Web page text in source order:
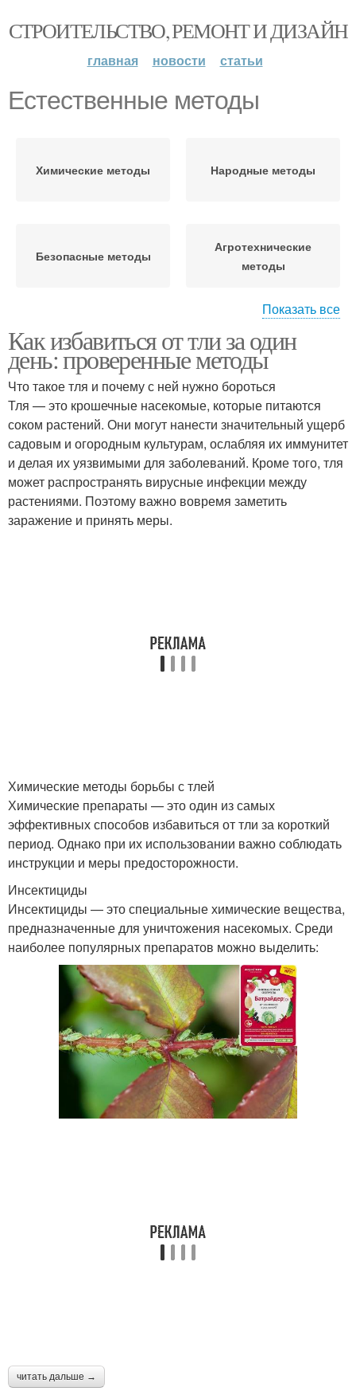
СТРОИТЕЛЬСТВО, РЕМОНТ И ДИЗАЙН
главная новости статьи
Естественные методы
Химические методы Народные методы
Безопасные методы
Агротехнические
методы
Методы для борьбы
Показать все
Как избавиться от тли за один
день: проверенные методы
Что такое тля и почему с ней нужно бороться
Тля — это крошечные насекомые, которые питаются
соком растений. Они могут нанести значительный ущерб
садовым и огородным культурам, ослабляя их иммунитет
и делая их уязвимыми для заболеваний. Кроме того, тля
может распространять вирусные инфекции между
растениями. Поэтому важно вовремя заметить
заражение и принять меры.
Химические методы борьбы с тлей
Химические препараты — это один из самых
эффективных способов избавиться от тли за короткий
период. Однако при их использовании важно соблюдать
инструкции и меры предосторожности.
Инсектициды
Инсектициды — это специальные химические вещества,
предназначенные для уничтожения насекомых. Среди
наиболее популярных препаратов можно выделить:
читать дальше →